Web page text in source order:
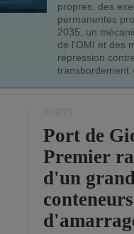
propres, des
permanentes
2035, un
de l'OMI et des
répression
transbordement
Port de
Premier
d'un